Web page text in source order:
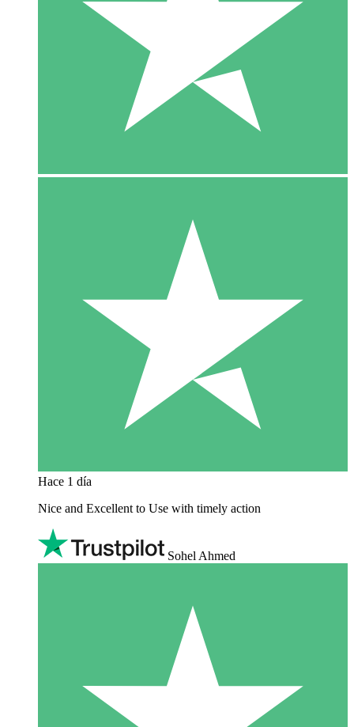
Hace 1 día
Nice and Excellent to Use with timely action
Sohel Ahmed